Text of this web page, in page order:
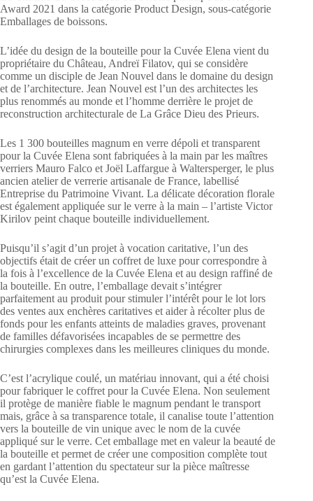
Award 2021 dans la catégorie Product Design, sous-catégorie
Emballages de boissons.
L’idée du design de la bouteille pour la Cuvée Elena vient du
propriétaire du Château, Andreï Filatov, qui se considère
comme un disciple de Jean Nouvel dans le domaine du design
et de l’architecture. Jean Nouvel est l’un des architectes les
plus renommés au monde et l’homme derrière le projet de
reconstruction architecturale de La Grâce Dieu des Prieurs.
Les 1 300 bouteilles magnum en verre dépoli et transparent
pour la Cuvée Elena sont fabriquées à la main par les maîtres
verriers Mauro Falco et Joël Laffargue à Waltersperger, le plus
ancien atelier de verrerie artisanale de France, labellisé
Entreprise du Patrimoine Vivant. La délicate décoration florale
est également appliquée sur le verre à la main – l’artiste Victor
Kirilov peint chaque bouteille individuellement.
Puisqu’il s’agit d’un projet à vocation caritative, l’un des
objectifs était de créer un coffret de luxe pour correspondre à
la fois à l’excellence de la Cuvée Elena et au design raffiné de
la bouteille. En outre, l’emballage devait s’intégrer
parfaitement au produit pour stimuler l’intérêt pour le lot lors
des ventes aux enchères caritatives et aider à récolter plus de
fonds pour les enfants atteints de maladies graves, provenant
de familles défavorisées incapables de se permettre des
chirurgies complexes dans les meilleures cliniques du monde.
C’est l’acrylique coulé, un matériau innovant, qui a été choisi
pour fabriquer le coffret pour la Cuvée Elena. Non seulement
il protège de manière fiable le magnum pendant le transport
mais, grâce à sa transparence totale, il canalise toute l’attention
vers la bouteille de vin unique avec le nom de la cuvée
appliqué sur le verre. Cet emballage met en valeur la beauté de
la bouteille et permet de créer une composition complète tout
en gardant l’attention du spectateur sur la pièce maîtresse
qu’est la Cuvée Elena.